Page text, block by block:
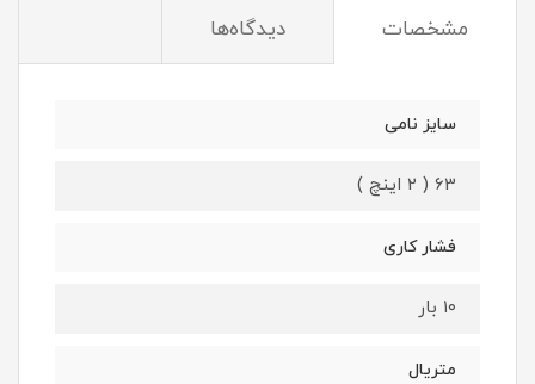
مشخصات دیدگاه‌ها
سایز نامی
63 ( 2 اینچ )
فشار کاری
۱۰ بار
متریال